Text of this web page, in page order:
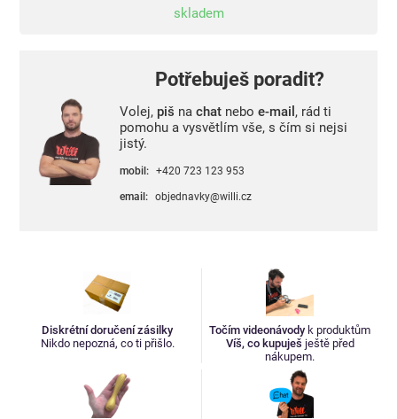
skladem
Potřebuješ poradit?
Volej, piš na chatnebo e-mail , rád ti
pomohu a vysvětlím vše, s čím si nejsi
jistý.
mobil: +420 723 123 953
email: objednavky@willi.cz
Diskrétní doručení zásilky
Nikdo nepozná, co ti přišlo.
Točím videonávody k produktům
Víš, co kupuješ ještě před
nákupem.